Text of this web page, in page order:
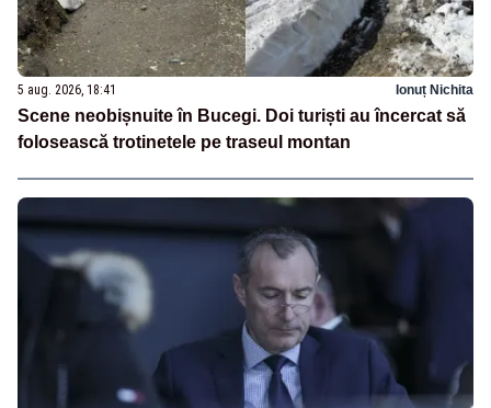
5 aug. 2026, 18:41 Ionuț Nichita
Scene neobișnuite în Bucegi. Doi turiști au încercat să
folosească trotinetele pe traseul montan